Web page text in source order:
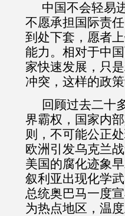
中国不会轻易
不愿承担国际责
到处下套，愿者
能力。相对于中
家快速发展，只
冲突，这样的政
回顾过去二十
界霸权，国家内
则，不可能公正
欧洲引发乌克兰
美国的腐化迹象
叙利亚出现化学
总统奥巴马一度
为热点地区，温